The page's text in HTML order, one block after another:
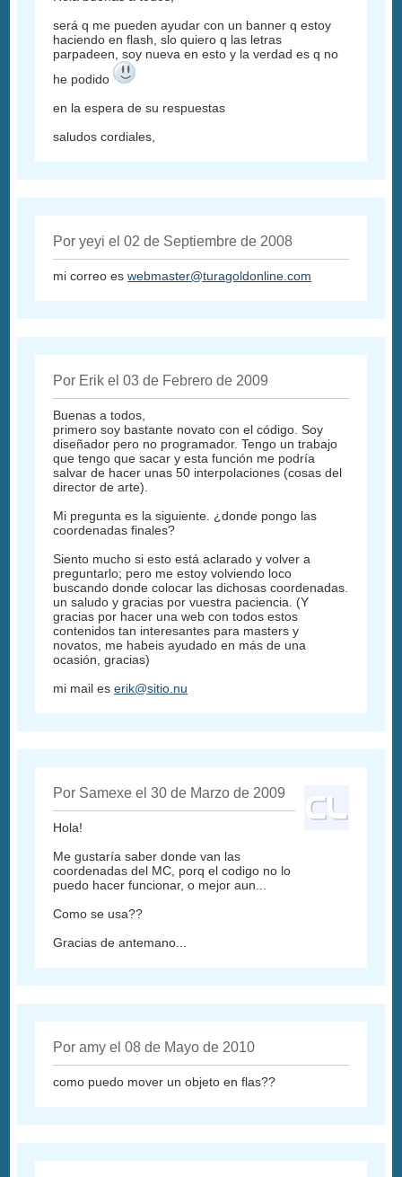
será q me pueden ayudar con un banner q estoy
haciendo en flash, slo quiero q las letras
parpadeen, soy nueva en esto y la verdad es q no
he podido
en la espera de su respuestas
saludos cordiales,
Por yeyi el 02 de Septiembre de 2008
mi correo eswebmaster@turagoldonline.com
Por Erik el 03 de Febrero de 2009
Buenas a todos,
primero soy bastante novato con el código. Soy
diseñador pero no programador. Tengo un trabajo
que tengo que sacar y esta función me podría
salvar de hacer unas 50 interpolaciones (cosas del
director de arte).
Mi pregunta es la siguiente. ¿donde pongo las
coordenadas finales?
Siento mucho si esto está aclarado y volver a
preguntarlo; pero me estoy volviendo loco
buscando donde colocar las dichosas coordenadas.
un saludo y gracias por vuestra paciencia. (Y
gracias por hacer una web con todos estos
contenidos tan interesantes para masters y
novatos, me habeis ayudado en más de una
ocasión, gracias)
mi mail eserik@sitio.nu
Por Samexe el 30 de Marzo de 2009
Hola!
Me gustaría saber donde van las
coordenadas del MC, porq el codigo no lo
puedo hacer funcionar, o mejor aun...
Como se usa??
Gracias de antemano...
Por amy el 08 de Mayo de 2010
como puedo mover un objeto en flas??